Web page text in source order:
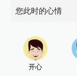
您此时的心情
开心